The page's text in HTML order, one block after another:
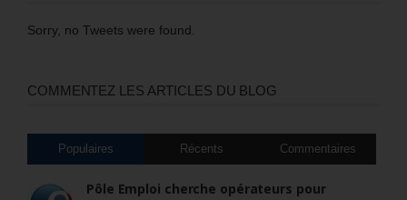
Sorry, no Tweets were found.
COMMENTEZ LES ARTICLES DU BLOG
Populaires Récents Commentaires
Pôle Emploi cherche opérateurs pour